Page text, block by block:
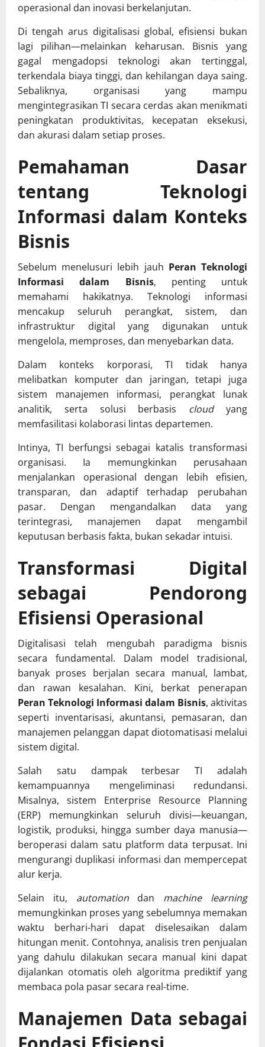
operasional dan inovasi berkelanjutan.
Di tengah arus digitalisasi global, efisiensi bukan
lagi pilihan—melainkan keharusan. Bisnis yang
gagal mengadopsi teknologi akan tertinggal,
terkendala biaya tinggi, dan kehilangan daya saing.
Sebaliknya, organisasi yang mampu
mengintegrasikan TI secara cerdas akan menikmati
peningkatan produktivitas, kecepatan eksekusi,
dan akurasi dalam setiap proses.
Pemahaman Dasar
tentang Teknologi
Informasi dalam Konteks
Bisnis
Sebelum menelusuri lebih jauh Peran Teknologi
Informasi dalam Bisnis, penting untuk
memahami hakikatnya. Teknologi informasi
mencakup seluruh perangkat, sistem, dan
infrastruktur digital yang digunakan untuk
mengelola, memproses, dan menyebarkan data.
Dalam konteks korporasi, TI tidak hanya
melibatkan komputer dan jaringan, tetapi juga
sistem manajemen informasi, perangkat lunak
analitik, serta solusi berbasis cloudyang
memfasilitasi kolaborasi lintas departemen.
Intinya, TI berfungsi sebagai katalis transformasi
organisasi. Ia memungkinkan perusahaan
menjalankan operasional dengan lebih efisien,
transparan, dan adaptif terhadap perubahan
pasar. Dengan mengandalkan data yang
terintegrasi, manajemen dapat mengambil
keputusan berbasis fakta, bukan sekadar intuisi.
Transformasi Digital
sebagai Pendorong
Efisiensi Operasional
Digitalisasi telah mengubah paradigma bisnis
secara fundamental. Dalam model tradisional,
banyak proses berjalan secara manual, lambat,
dan rawan kesalahan. Kini, berkat penerapan
Peran Teknologi Informasi dalam Bisnis, aktivitas
seperti inventarisasi, akuntansi, pemasaran, dan
manajemen pelanggan dapat diotomatisasi melalui
sistem digital.
Salah satu dampak terbesar TI adalah
kemampuannya mengeliminasi redundansi.
Misalnya, sistem Enterprise Resource Planning
(ERP) memungkinkan seluruh divisi—keuangan,
logistik, produksi, hingga sumber daya manusia—
beroperasi dalam satu platform data terpusat. Ini
mengurangi duplikasi informasi dan mempercepat
alur kerja.
Selain itu, automationdan machine learning
memungkinkan proses yang sebelumnya memakan
waktu berhari-hari dapat diselesaikan dalam
hitungan menit. Contohnya, analisis tren penjualan
yang dahulu dilakukan secara manual kini dapat
dijalankan otomatis oleh algoritma prediktif yang
membaca pola pasar secara real-time.
Manajemen Data sebagai